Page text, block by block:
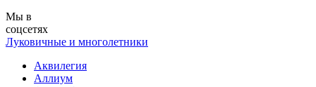
Мы в
соцсетях
Луковичные и многолетники
Аквилегия
Аллиум